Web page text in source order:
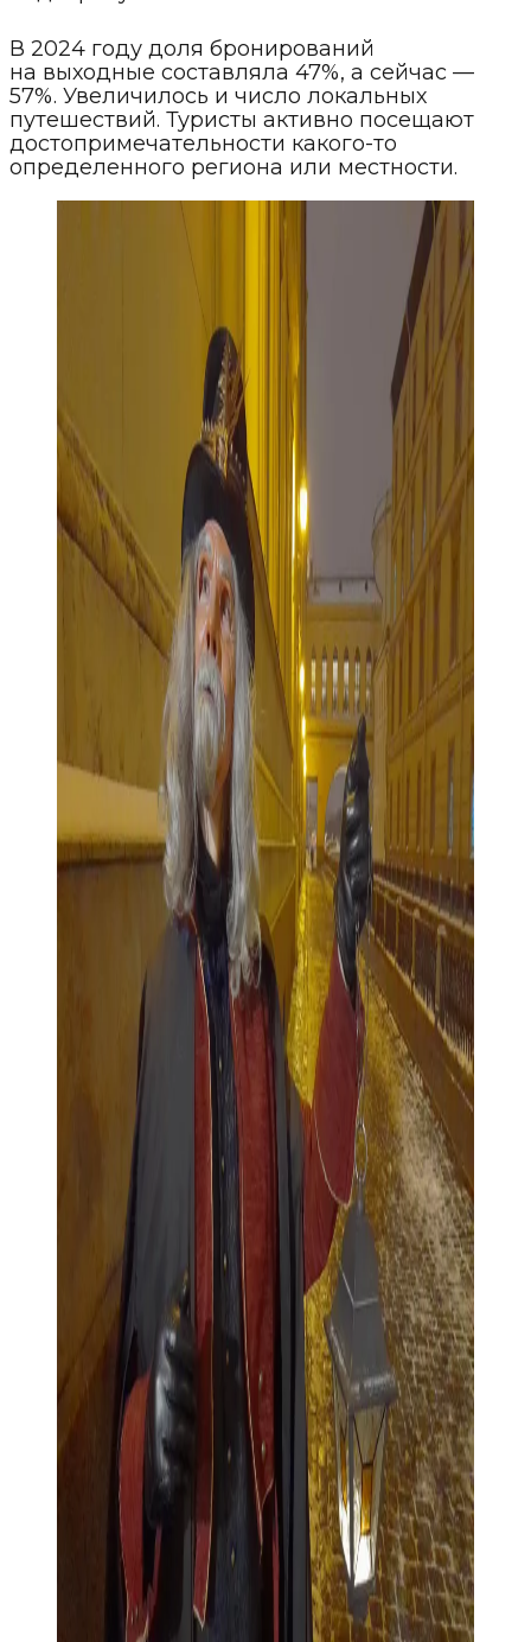
В 2024 году доля бронирований
на выходные составляла 47%, а сейчас —
57%. Увеличилось и число локальных
путешествий. Туристы активно посещают
достопримечательности какого-то
определенного региона или местности.